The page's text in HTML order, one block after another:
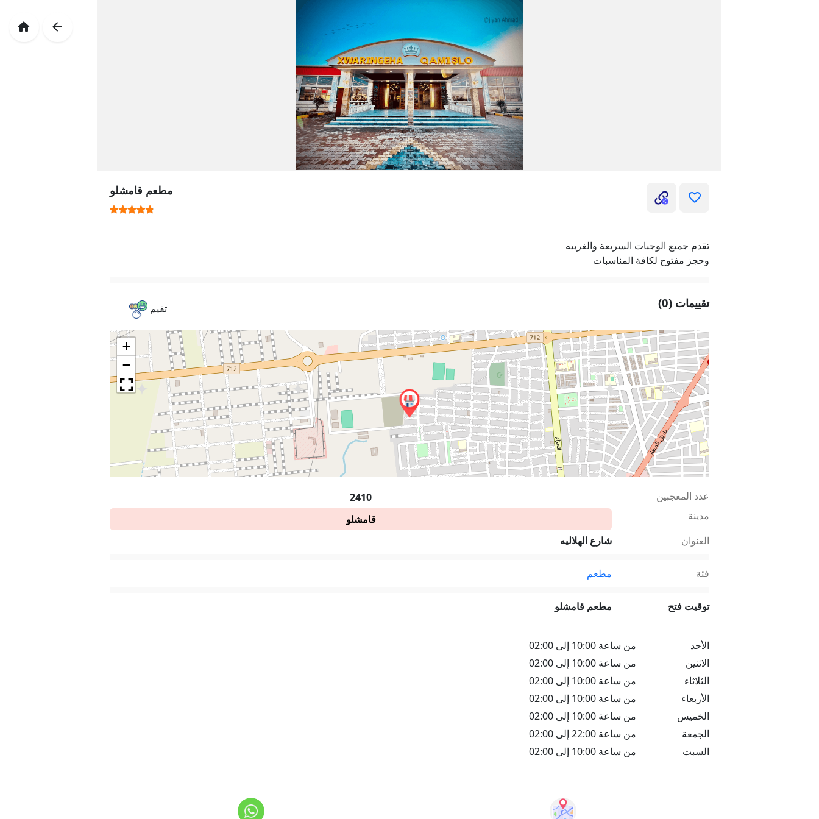
مطعم قامشلو
تقدم جميع الوجبات السريعة والغربيه
وحجز مفتوح لكافة المناسبات
تقيم تقييمات (0)
+
−
عدد المعجبين
2410
مدينة
قامشلو
العنوان
شارع الهلاليه
فئة مطعم
توقيت فتح مطعم قامشلو
الأحد
من ساعة 10:00 إلى 02:00
الاثنين
من ساعة 10:00 إلى 02:00
الثلاثاء
من ساعة 10:00 إلى 02:00
الأربعاء
من ساعة 10:00 إلى 02:00
الخميس
من ساعة 10:00 إلى 02:00
الجمعة
من ساعة 22:00 إلى 02:00
السبت
من ساعة 10:00 إلى 02:00